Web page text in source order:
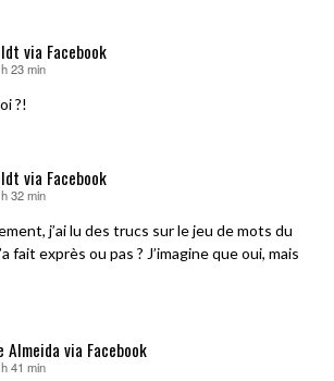
via Facebook
23 min
?!
via Facebook
32 min
j’ai lu des trucs sur le jeu de mots du
fait exprès ou pas ? J’imagine que oui, mais
Almeida via Facebook
41 min